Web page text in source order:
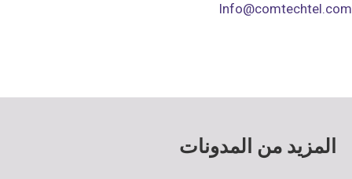
Info@comtechtel.com
المزيد من المدونات